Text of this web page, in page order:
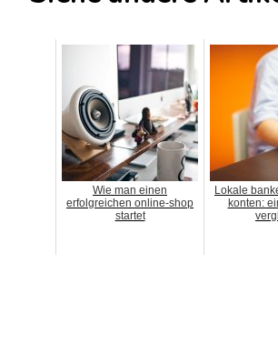
Wie man einen
erfolgreichen online-shop
startet
Lokale
konten: